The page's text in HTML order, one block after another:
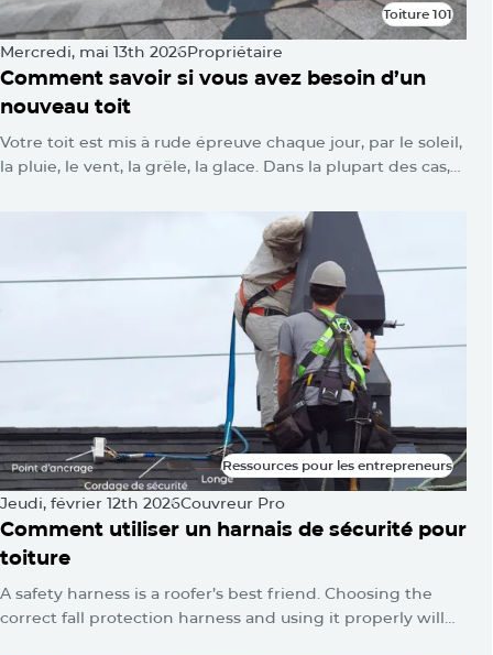
Toiture 101
Toiture 101
Mercredi, mai 13th 2026Propriétaire
Comment savoir si vous avez besoin d’un
nouveau toit
Votre toit est mis à rude épreuve chaque jour, par le soleil,
la pluie, le vent, la grêle, la glace. Dans la plupart des cas,
Aucun voyant d’avertissement ne clignote. Les
dommages s’accumulent silencieusement jusqu’au jour où
l’on se retrouve avec une tache d’eau au plafond ou une
toiture qui s’affaisse.
Ressources pour les entrepreneurs
Ressources pour les entrepreneurs
Jeudi, février 12th 2026Couvreur Pro
Comment utiliser un harnais de sécurité pour
toiture
A safety harness is a roofer’s best friend. Choosing the
correct fall protection harness and using it properly will